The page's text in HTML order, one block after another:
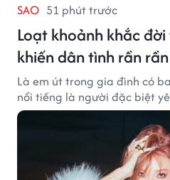
SAO 51 phút trước
Loạt khoảnh khắc
khiến dân tình rần rần
Là em út trong gia đình có
nổi tiếng là người đặc biệt